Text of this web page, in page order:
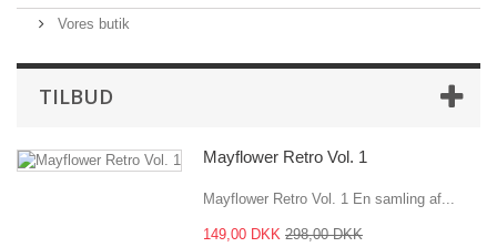
Vores butik
TILBUD
Mayflower Retro Vol. 1
Mayflower Retro Vol. 1 En samling af...
149,00 DKK 298,00 DKK